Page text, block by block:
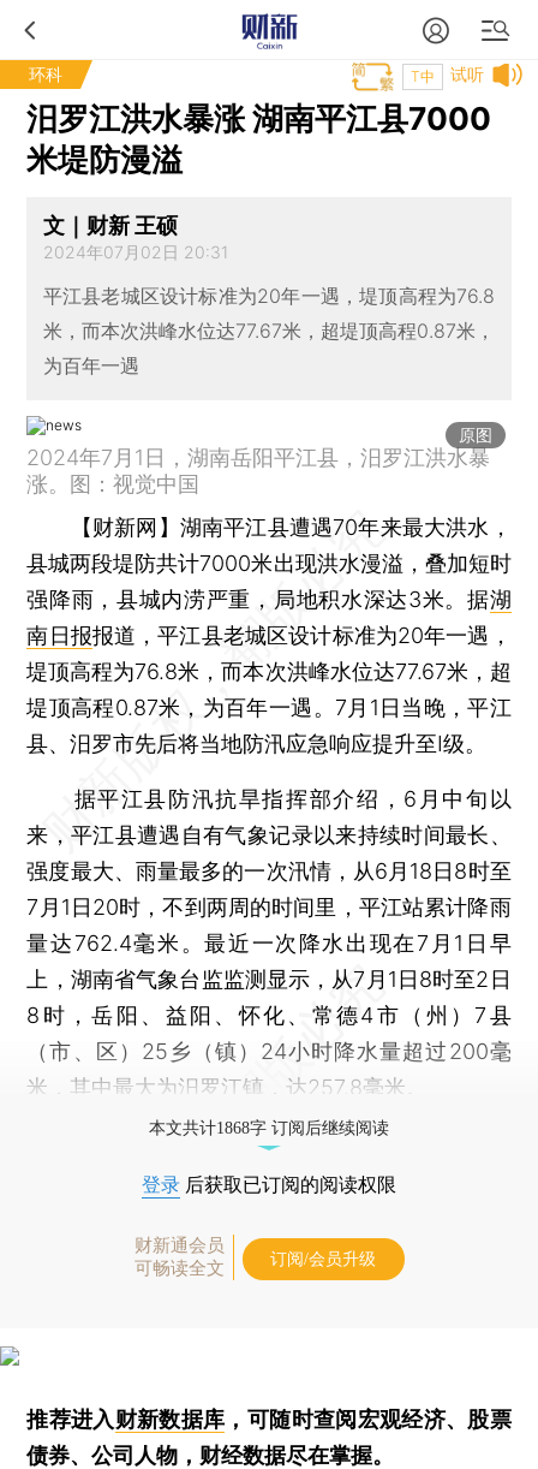
环科 试听
T中
汨罗江洪水暴涨 湖南平江县7000
米堤防漫溢
文｜财新 王硕
2024年07月02日 20:31
平江县老城区设计标准为20年一遇，堤顶高程为76.8
米，而本次洪峰水位达77.67米，超堤顶高程0.87米，
为百年一遇
原图
2024年7月1日，湖南岳阳平江县，汨罗江洪水暴
涨。图：视觉中国
【财新网】 湖南平江县遭遇70年来最大洪水，
县城两段堤防共计7000米出现洪水漫溢，叠加短时
强降雨，县城内涝严重，局地积水深达3米。据湖
南日报报道，平江县老城区设计标准为20年一遇，
堤顶高程为76.8米，而本次洪峰水位达77.67米，超
堤顶高程0.87米，为百年一遇。7月1日当晚，平江
县、汨罗市先后将当地防汛应急响应提升至Ⅰ级。
据平江县防汛抗旱指挥部介绍，6月中旬以
来，平江县遭遇自有气象记录以来持续时间最长、
强度最大、雨量最多的一次汛情，从6月18日8时至
7月1日20时，不到两周的时间里，平江站累计降雨
量达762.4毫米。最近一次降水出现在7月1日早
上，湖南省气象台监监测显示，从7月1日8时至2日
8时，岳阳、益阳、怀化、常德4市（州）7县
（市、区）25乡（镇）24小时降水量超过200毫
米，其中最大为汨罗江镇，达257.8毫米。
本文共计1868字 订阅后继续阅读
登录 后获取已订阅的阅读权限
财新通会员
可畅读全文
订阅/会员升级
推荐进入财新数据库 ，可随时查阅宏观经济、股票
债券、公司人物，财经数据尽在掌握。